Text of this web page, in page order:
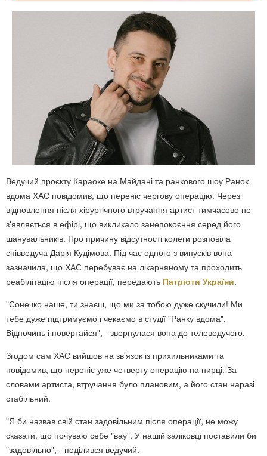
Ведучий проєкту Караоке на Майдані та ранкового шоу Ранок
вдома ХАС повідомив, що переніс чергову операцію. Через
відновлення після хірургічного втручання артист тимчасово не
з'являється в ефірі, що викликало занепокоєння серед його
шанувальників. Про причину відсутності колеги розповіла
співведуча Дарія Кудімова. Під час одного з випусків вона
зазначила, що ХАС перебуває на лікарняному та проходить
реабілітацію після операції, передають Патріоти України.
"Сонечко наше, ти знаєш, що ми за тобою дуже скучили! Ми
тебе дуже підтримуємо і чекаємо в студії "Ранку вдома".
Відпочинь і повертайся", - звернулася вона до телеведучого.
Згодом сам ХАС вийшов на зв'язок із прихильниками та
повідомив, що переніс уже четверту операцію на нирці. За
словами артиста, втручання було плановим, а його стан наразі
стабільний.
"Я би назвав свій стан задовільним після операції, не можу
сказати, що почуваю себе "вау". У нашій заліковці поставили би
"задовільно", - поділився ведучий.